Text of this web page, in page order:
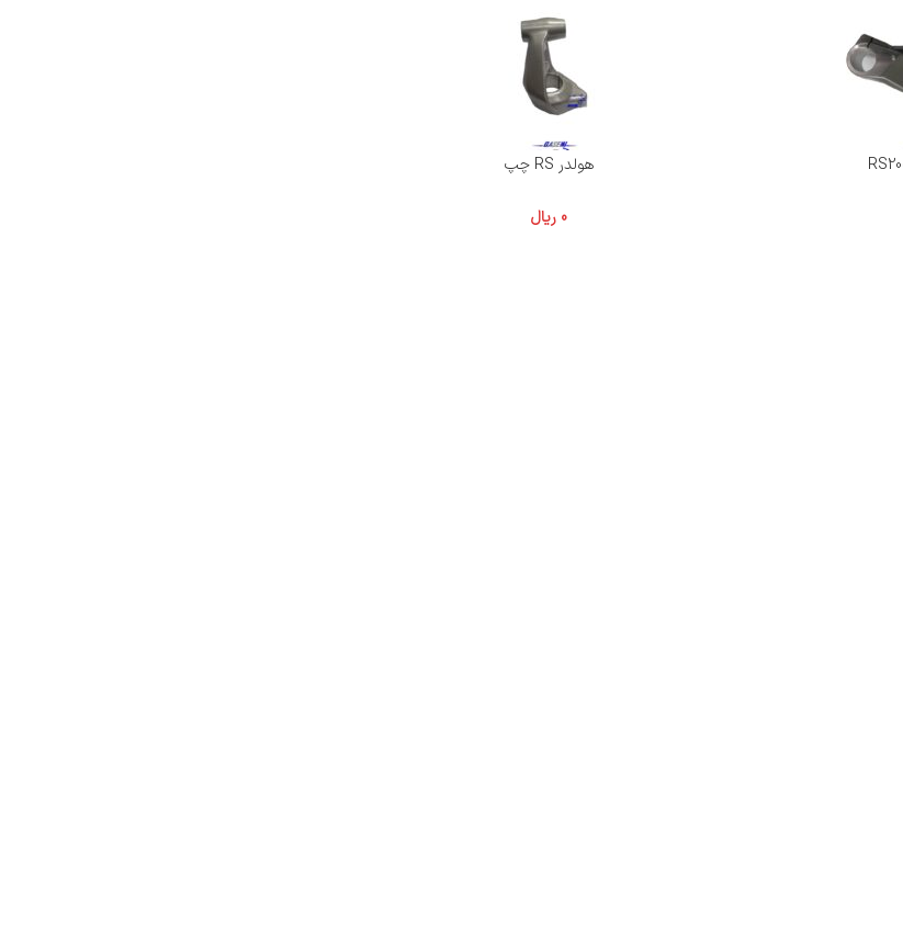
هولدر RS چپ
0 ریال